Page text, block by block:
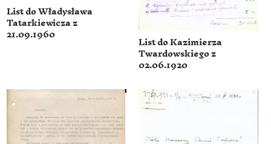
List do Władysława
Tatarkiewicza z
21.09.1960 List do Kazimierza
Twardowskiego z
02.06.1920